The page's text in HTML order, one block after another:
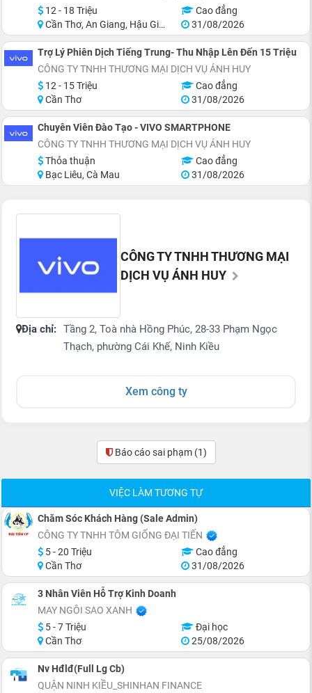
12 - 18 Triệu
Cao đẳng
Cần Thơ, An Giang, Hậu Giang
31/08/2026
Trợ Lý Phiên Dịch Tiếng Trung- Thu Nhập Lên Đến 15 Triệu
CÔNG TY TNHH THƯƠNG MẠI DỊCH VỤ ÁNH HUY
12 - 15 Triệu
Cao đẳng
Cần Thơ
31/08/2026
Chuyên Viên Đào Tạo - VIVO SMARTPHONE
CÔNG TY TNHH THƯƠNG MẠI DỊCH VỤ ÁNH HUY
Thỏa thuận
Cao đẳng
Bạc Liêu, Cà Mau
31/08/2026
CÔNG TY TNHH THƯƠNG MẠI
DỊCH VỤ ÁNH HUY
Địa chỉ: Tầng 2, Toà nhà Hồng Phúc, 28-33 Phạm Ngọc
Thạch, phường Cái Khế, Ninh Kiều
Xem công ty
Báo cáo sai phạm (1)
VIỆC LÀM TƯƠNG TỰ
Chăm Sóc Khách Hàng (Sale Admin)
CÔNG TY TNHH TÔM GIỐNG ĐẠI TIẾN
5 - 20 Triệu
Cao đẳng
Cần Thơ
31/08/2026
3 Nhân Viên Hỗ Trợ Kinh Doanh
MAY NGÔI SAO XANH
5 - 7 Triệu
Đại học
Cần Thơ
25/08/2026
Nv Hđlđ(Full Lg Cb)
QUẬN NINH KIỀU_SHINHAN FINANCE